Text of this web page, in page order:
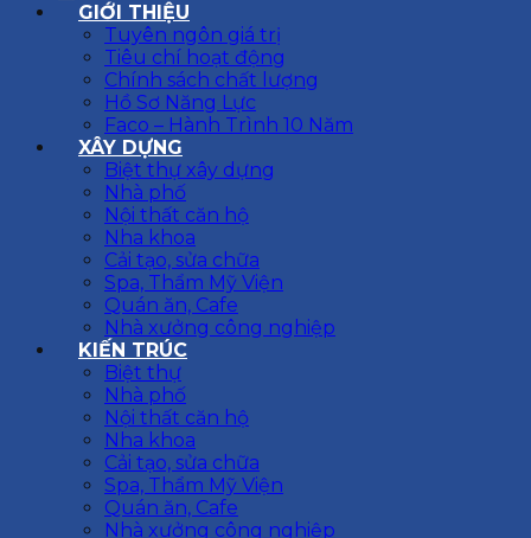
GIỚI THIỆU
Tuyên ngôn giá trị
Tiêu chí hoạt động
Chính sách chất lượng
Hồ Sơ Năng Lực
Faco – Hành Trình 10 Năm
XÂY DỰNG
Biệt thự xây dựng
Nhà phố
Nội thất căn hộ
Nha khoa
Cải tạo, sửa chữa
Spa, Thẩm Mỹ Viện
Quán ăn, Cafe
Nhà xưởng công nghiệp
KIẾN TRÚC
Biệt thự
Nhà phố
Nội thất căn hộ
Nha khoa
Cải tạo, sửa chữa
Spa, Thẩm Mỹ Viện
Quán ăn, Cafe
Nhà xưởng công nghiệp